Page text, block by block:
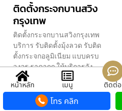
ติดตั้งกระจกบานสวิง
กรุงเทพ
ติดตั้งกระจกบานสวิงกรุงเทพ
บริการ รับติดตั้งมุ้งลวด รับติด
ตั้งกระจกอลูมิเนียม แบบครบ
วงจร ราคาถูก ให้บริการจัง
หวัดปทุมธาน
หน้าหลัก เมนู ติดต่อ
โทร คลิก